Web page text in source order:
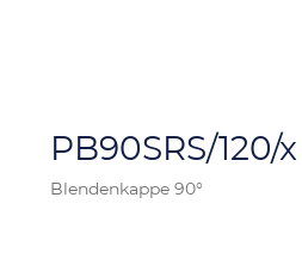
PB90SRS/120/x
Blendenkappe 90°